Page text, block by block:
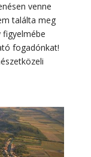
venne
találta meg
figyelmébe
fogadónkat!